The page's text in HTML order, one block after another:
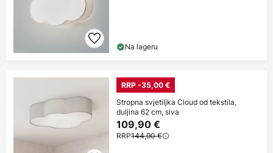
Na lageru
RRP -35,00 €
Stropna svjetiljka Cloud od tekstila,
duljina 62 cm, siva
109,90 €
RRP144,90 €